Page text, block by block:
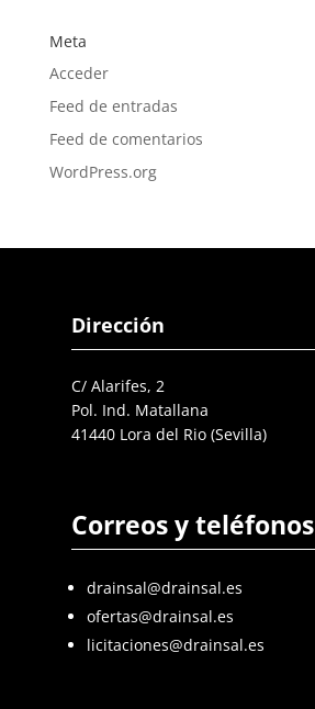
Meta
Acceder
Feed de entradas
Feed de comentarios
WordPress.org
Dirección
C/ Alarifes, 2
Pol. Ind. Matallana
41440 Lora del Rio (Sevilla)
Correos y teléfonos
drainsal@drainsal.es
ofertas@drainsal.es
licitaciones@drainsal.es